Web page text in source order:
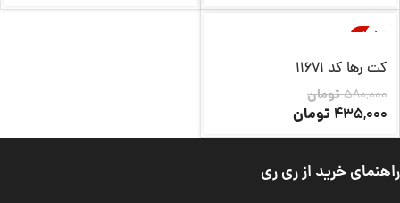
-25%
ناموجود
کت رها کد 11671
580,000تومان
435,000 تومان
راهنمای خرید از ری ری